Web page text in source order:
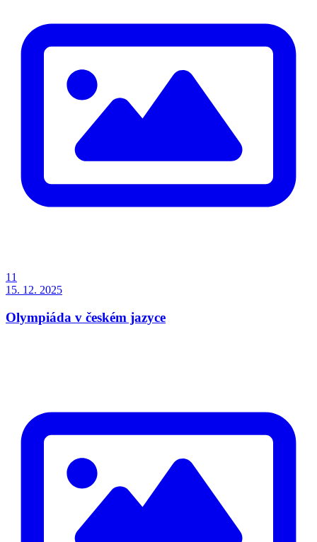
11
15. 12. 2025
Olympiáda v českém jazyce